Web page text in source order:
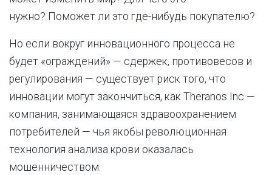
нужно? Поможет ли это где-нибудь покупателю?
Но если вокруг инновационного процесса не
будет «ограждений» — сдержек, противовесов и
регулирования — существует риск того, что
инновации могут закончиться, как Theranos Inc —
компания, занимающаяся здравоохранением
потребителей — чья якобы революционная
технология анализа крови оказалась
мошенничеством.